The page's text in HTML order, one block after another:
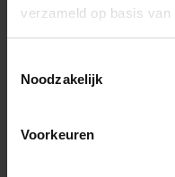
verzameld op basis
Noodzakelijk
Voorkeuren